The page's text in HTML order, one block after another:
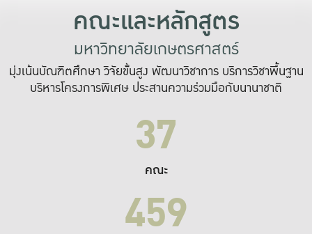
คณะและหลักสูตร
มหาวิทยาลัยเกษตรศาสตร์
มุ่งเน้นบัณฑิตศึกษา วิจัยขั้นสูง พัฒนาวิชาการ บริการวิชาพื้นฐาน
บริหารโครงการพิเศษ ประสานความร่วมมือกับนานาชาติ
37
คณะ
459